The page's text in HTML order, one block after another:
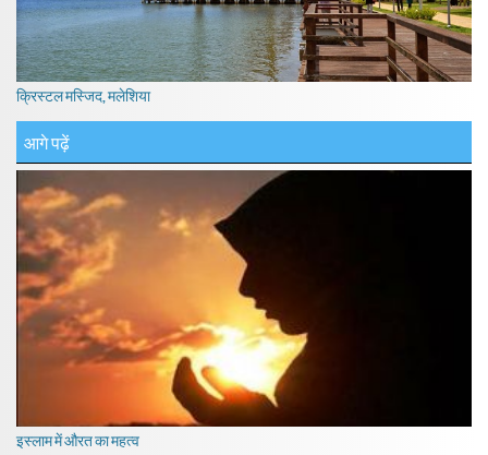
क्रिस्टल मस्जिद, मलेशिया
आगे पढ़ें
इस्लाम में औरत का महत्व